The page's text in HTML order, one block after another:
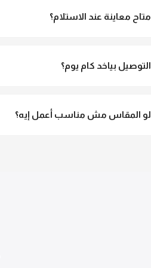
متاح معاينة عند الاستلام؟
التوصيل بياخد كام يوم؟
لو المقاس مش مناسب أعمل إيه؟